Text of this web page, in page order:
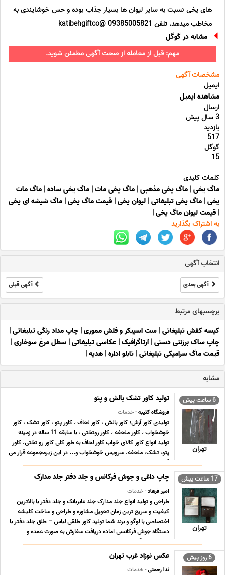
های یخی نسبت به سایر لیوان ها بسیار جذاب بوده و حس خوشایندی به
مخاطب میدهد. تلفن 09385005821 @katibehgiftco
مشابه در گوگل
مهم: قبل از معامله از صحت آگهی مطمئن شوید.
مشخصات آگهی
ایمیل
مشاهده ایمیل
ارسال
3 سال پیش
بازدید
517
گوگل
15
کلمات کلیدی
ماگ یخی| ماگ یخی مذهبی| ماگ یخی مات| ماگ یخی ساده| ماگ مات
یخی| ماگ یخی تبلیغاتی| لیوان یخی| قیمت ماگ یخی| ماگ شیشه ای یخی
| قیمت لیوان ماگ یخی|
به اشتراک بگذارید
انتخاب آگهی
آگهی بعدی آگهی قبلی
برچسبهای مرتبط
کیسه کفش تبلیغاتی| ست اسپیکر و فلش مموری| چاپ مداد رنگی تبلیغاتی|
چاپ ساک برزنتی دستی|آرتاگرافیک| عکاسی تبلیغاتی| سطل مرغ سوخاری|
قیمت ماگ سرامیکی تبلیغاتی| تابلو اداره| هدیه|
مشابه
6 ساعت پیش
تهران
تولید کاور تشک بالش و پتو
فروشگاه کتیبه- خدمات
تولیدی کاور آرش؛ کاور بالش ، کاور لحاف ، کاور پتو ، کاور تشک ، کاور
خوشخواب ، کاور ملحفه ، کاور روتختی ، با سابقه 11 ساله در زمینه
تولید انواع کاور کالای خواب کاور لحاف به طور کلی کاور رو تختی، کاور
پتو، تشک، ملحفه، سرویس خوشخواب و... در این زیرمجموعه قرار می
گیرند. تمام این محص ... ...
17 ساعت پیش
تهران
چاپ داغی و جوش فرکانس و جلد دفتر جلد مدارک
امیر فرهاد- خدمات
طراحی و تولید انواع جلد مدارک جلد عابربانک و جلد دفتر با بالاترین
کیفیت و سریع ترین زمان تحویل مشاوره و طراحی و ساخت کلیشه
اختصاصی با لوگو و برند شما تولید کاور طلقی لباس – طلق جلد دفتر با
دستگاه جوش فرکانسی اماده دریافت سفارش به صورت عمده و
همکاری با ارگان ها بانک ها و بخش خصوصی ... ...
6 روز پیش عکس نوزاد غرب تهران
ندا رحمتی- خدمات